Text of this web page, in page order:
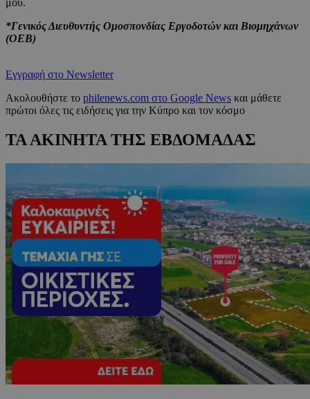
μου.
*Γενικός Διευθυντής Ομοσπονδίας Εργοδοτών και Βιομηχάνων
(ΟΕΒ)
Εγγραφή στο Newsletter
Ακολουθήστε το philenews.com στο Google News και μάθετε
πρώτοι όλες τις ειδήσεις για την Κύπρο και τον κόσμο
ΤΑ ΑΚΙΝΗΤΑ ΤΗΣ ΕΒΔΟΜΑΔΑΣ